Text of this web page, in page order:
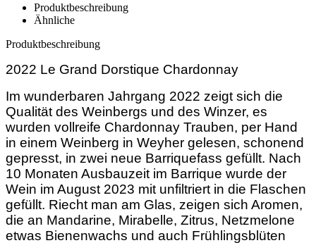
Produktbeschreibung
Ähnliche
Produktbeschreibung
2022 Le Grand Dorstique Chardonnay
Im wunderbaren Jahrgang 2022 zeigt sich die
Qualität des Weinbergs und des Winzer, es
wurden vollreife Chardonnay Trauben, per Hand
in einem Weinberg in Weyher gelesen, schonend
gepresst, in zwei neue Barriquefass gefüllt. Nach
10 Monaten Ausbauzeit im Barrique wurde der
Wein im August 2023 mit unfiltriert in die Flaschen
gefüllt. Riecht man am Glas, zeigen sich Aromen,
die an Mandarine, Mirabelle, Zitrus, Netzmelone
etwas Bienenwachs und auch Frühlingsblüten